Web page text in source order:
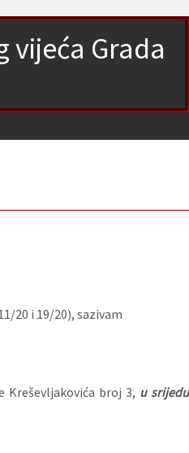
vijeća Grada
20 i 19/20), sazivam
Kreševljakovića broj 3, u srijedu